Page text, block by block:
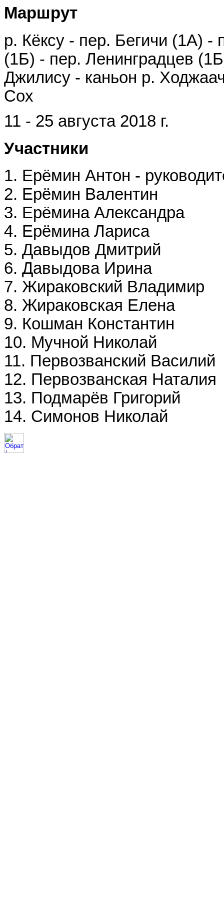
Маршрут
р. Кёксу - пер. Бегичи (1А)
(1Б) - пер. Ленинградцев
Джилису - каньон р.
Сох
11 - 25 августа 2018 г.
Участники
1. Ерёмин Антон -
2. Ерёмин Валентин
3. Ерёмина Александра
4. Ерёмина Лариса
5. Давыдов Дмитрий
6. Давыдова Ирина
7. Жираковский Владимир
8. Жираковская Елена
9. Кошман Константин
10. Мучной Николай
11. Первозванский Василий
12. Первозванская Наталия
13. Подмарёв Григорий
14. Симонов Николай